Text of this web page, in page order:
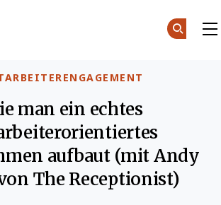
man ein echtes
aufbaut (mit Andy
The Receptionist)